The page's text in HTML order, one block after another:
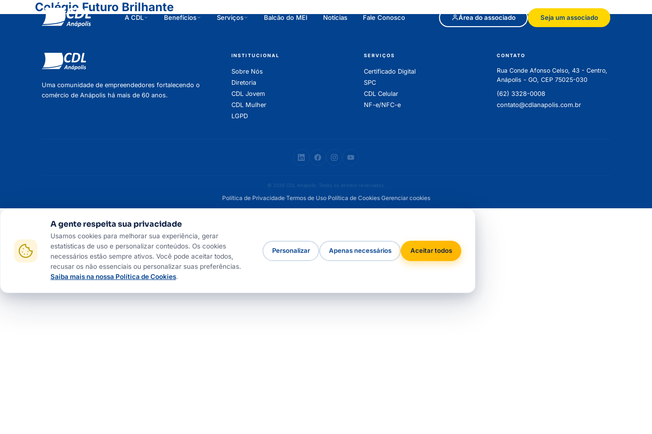
Pular para o conteudo
A CDL Benefícios Serviços Balcão do MEI Notícias Fale Conosco Área do associado Seja um associado
Colégio Futuro Brilhante
Uma comunidade de empreendedores fortalecendo o
comércio de Anápolis há mais de 60 anos.
INSTITUCIONAL
Sobre Nós
Diretoria
CDL Jovem
CDL Mulher
LGPD
SERVIÇOS
Certificado Digital
SPC
CDL Celular
NF-e/NFC-e
CONTATO
Rua Conde Afonso Celso, 43 - Centro,
Anápolis - GO, CEP 75025-030
(62) 3328-0008
contato@cdlanapolis.com.br
© 2026 CDL Anápolis. Todos os direitos reservados.
Política de Privacidade·Termos de Uso·Política de Cookies·Gerenciar cookies
A gente respeita sua privacidade
Usamos cookies para melhorar sua experiência, gerar
estatísticas de uso e personalizar conteúdos. Os cookies
necessários estão sempre ativos. Você pode aceitar todos,
recusar os não essenciais ou personalizar suas preferências.
Saiba mais na nossa Política de Cookies.
Personalizar Apenas necessários Aceitar todos